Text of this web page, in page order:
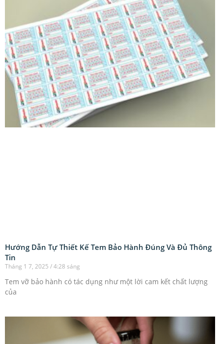
Hướng Dẫn Tự Thiết Kế Tem Bảo Hành Đúng Và Đủ Thông
Tin
Tháng 1 7, 2025 4:28 sáng
Tem vỡ bảo hành có tác dụng như một lời cam kết chất lượng
của